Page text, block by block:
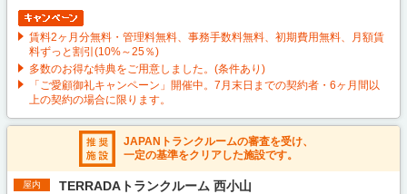
賃料2ヶ月分無料・管理料無料、事務手数料無料、初期費用無料、月額賃
料ずっと割引(10%～25％)
多数のお得な特典をご用意しました。(条件あり)
「ご愛顧御礼キャンペーン」開催中。7月末日までの契約者・6ヶ月間以
上の契約の場合に限ります。
JAPANトランクルームの審査を受け、
一定の基準をクリアした施設です。
屋内 TERRADAトランクルーム 西小山